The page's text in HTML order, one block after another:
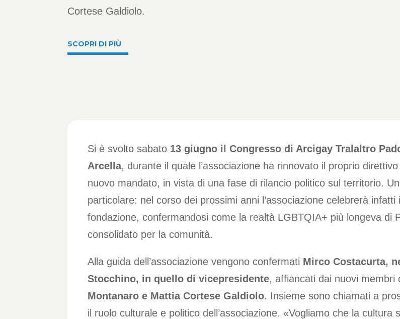
Cortese Galdiolo.
SCOPRI DI PIÙ
Si è svolto sabato 13 giugno il Congresso di Arcigay Tralaltro
Arcella, durante il quale l’associazione ha rinnovato il proprio
nuovo mandato, in vista di una fase di rilancio politico sul territorio.
particolare: nel corso dei prossimi anni l’associazione celebrerà
fondazione, confermandosi come la realtà LGBTQIA+ più longeva di
consolidato per la comunità.
Alla guida dell’associazione vengono confermati Mirco Costacurta,
Stocchino, in quello di vicepresidente, affiancati dai nuovi membri
Montanaro e Mattia Cortese Galdiolo. Insieme sono chiamati a
il ruolo culturale e politico dell’associazione. «Vogliamo che la